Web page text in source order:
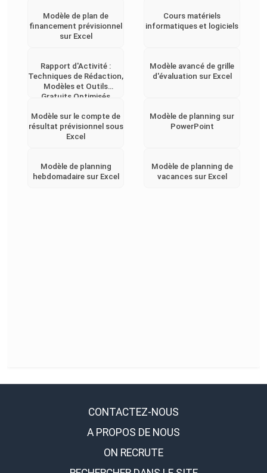
Modèle de plan de
financement prévisionnel
sur Excel
Cours matériels
informatiques et logiciels
Rapport d'Activité :
Techniques de Rédaction,
Modèles et Outils
Gratuits Optimisés
Modèle avancé de grille
d'évaluation sur Excel
Modèle sur le compte de
résultat prévisionnel sous
Excel
Modèle de planning sur
PowerPoint
Modèle de planning
hebdomadaire sur Excel
Modèle de planning de
vacances sur Excel
CONTACTEZ-NOUS
A PROPOS DE NOUS
ON RECRUTE